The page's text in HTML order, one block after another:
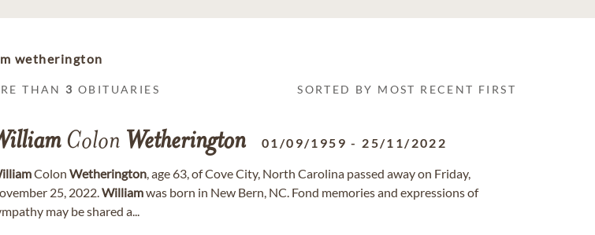
wetherington
THAN 3 OBITUARIES SORTED BY MOST RECENT FIRST
Colon Wetherington 01/09/1959 - 25/11/2022
Colon Wetherington, age 63, of Cove City, North Carolina passed away on Friday,
25, 2022.Williamwas born in New Bern, NC. Fond memories and expressions of
may be shared a...